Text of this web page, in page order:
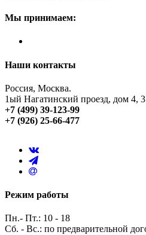
Мы принимаем:
Наши контакты
Россия, Москва.
1ый Нагатинский проезд, дом 4,
+7 (499) 39-123-99
+7 (926) 25-66-477
Режим работы
Пн.- Пт.: 10 - 18
Сб. - Вс.: по предварительной